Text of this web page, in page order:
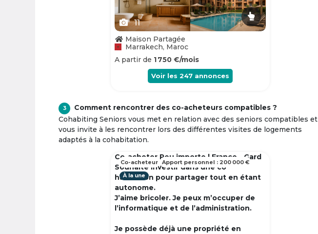
11
Maison Partagée
Marrakech, Maroc
A partir de 1 750 €/mois
Voir les 247 annonces
3
Comment rencontrer des co-acheteurs compatibles ?
Cohabiting Seniors vous met en relation avec des seniors compatibles et
vous invite à les rencontrer lors des différentes visites de logements
adaptés à la cohabitation.
Co-acheter Peu importe | France - Gard
Souhaite investir dans une co
habitation pour partager tout en étant
autonome.
J’aime bricoler. Je peux m’occuper de
l’informatique et de l’administration.
Je possède déjà une propriété en
À la une
Co-acheteur Apport personnel : 200 000 €